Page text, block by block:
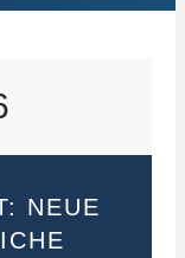
NEUE